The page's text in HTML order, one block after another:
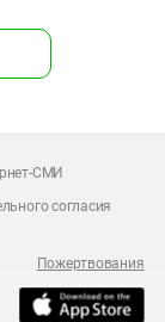
СМИ
согласия
Пожертвования